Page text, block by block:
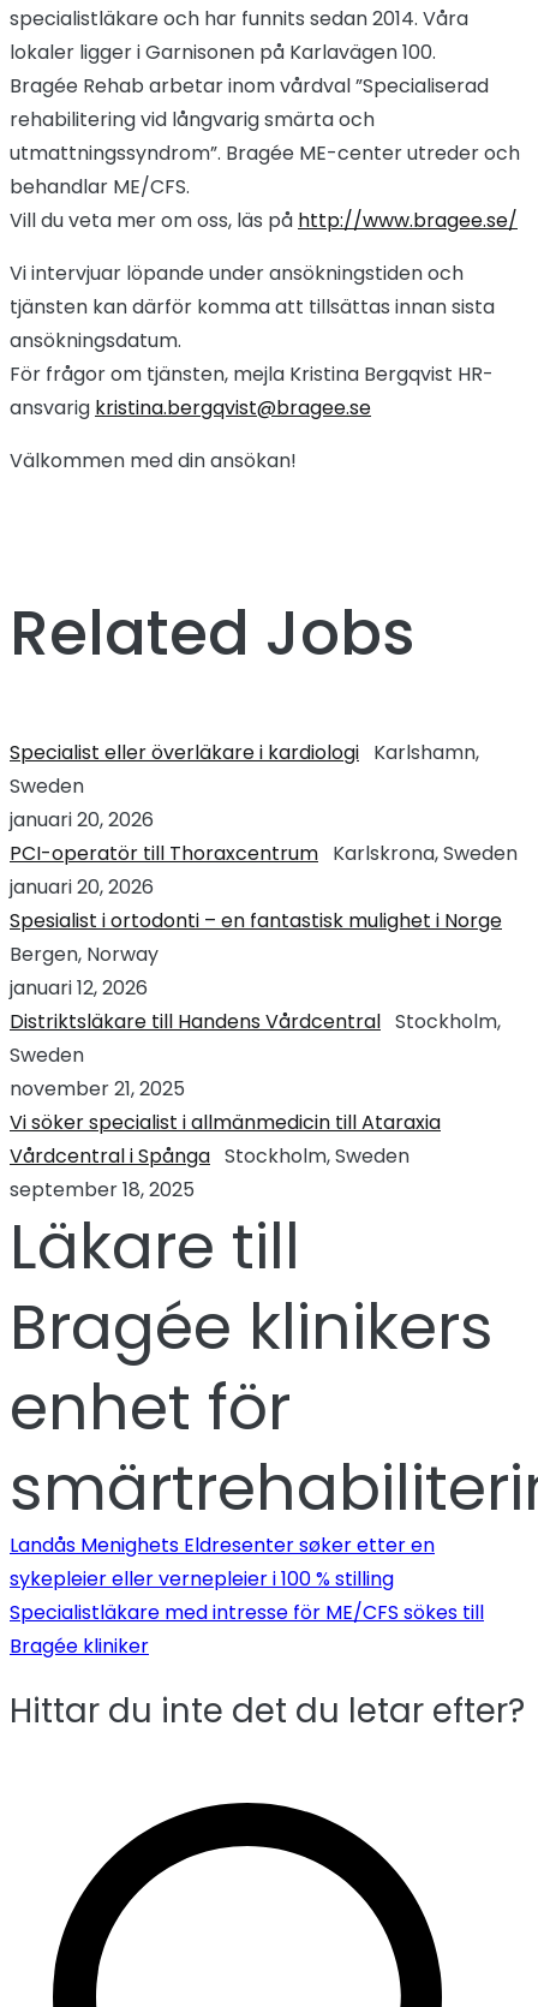
specialistläkare och har funnits sedan 2014. Våra
lokaler ligger i Garnisonen på Karlavägen 100.
Bragée Rehab arbetar inom vårdval ”Specialiserad
rehabilitering vid långvarig smärta och
utmattningssyndrom”. Bragée ME-center utreder och
behandlar ME/CFS.
Vill du veta mer om oss, läs på http://www.bragee.se/
Vi intervjuar löpande under ansökningstiden och
tjänsten kan därför komma att tillsättas innan sista
ansökningsdatum.
För frågor om tjänsten, mejla Kristina Bergqvist HR-
ansvarig kristina.bergqvist@bragee.se
Välkommen med din ansökan!
Related Jobs
Specialist eller överläkare i kardiologi Karlshamn,
Sweden
januari 20, 2026
PCI-operatör till Thoraxcentrum Karlskrona, Sweden
januari 20, 2026
Spesialist i ortodonti – en fantastisk mulighet i Norge
Bergen, Norway
januari 12, 2026
Distriktsläkare till Handens Vårdcentral Stockholm,
Sweden
november 21, 2025
Vi söker specialist i allmänmedicin till Ataraxia
Vårdcentral i Spånga Stockholm, Sweden
september 18, 2025
Läkare till
Bragée klinikers
enhet för
Landås Menighets Eldresenter søker etter en
sykepleier eller vernepleier i 100 % stilling
Specialistläkare med intresse för ME/CFS sökes till
Bragée kliniker
Hittar du inte det du letar efter?